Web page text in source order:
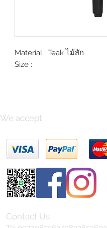
Material : Teak ไม้สัก
Size :
We accept
Contact Us